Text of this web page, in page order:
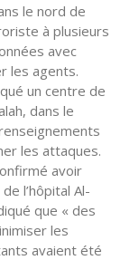
le nord de
à plusieurs
avec
les agents.
un centre de
dans le
les attaques.
avoir
l’hôpital Al-
que « des
les
avaient été